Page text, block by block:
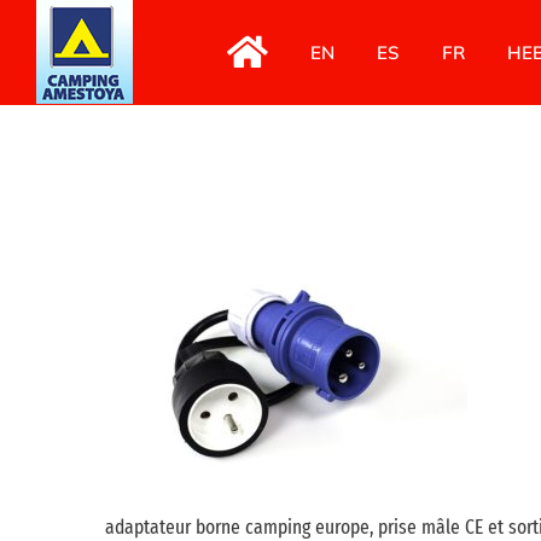
contenu
EN ES FR
adaptateur borne camping europe, prise mâle CE et